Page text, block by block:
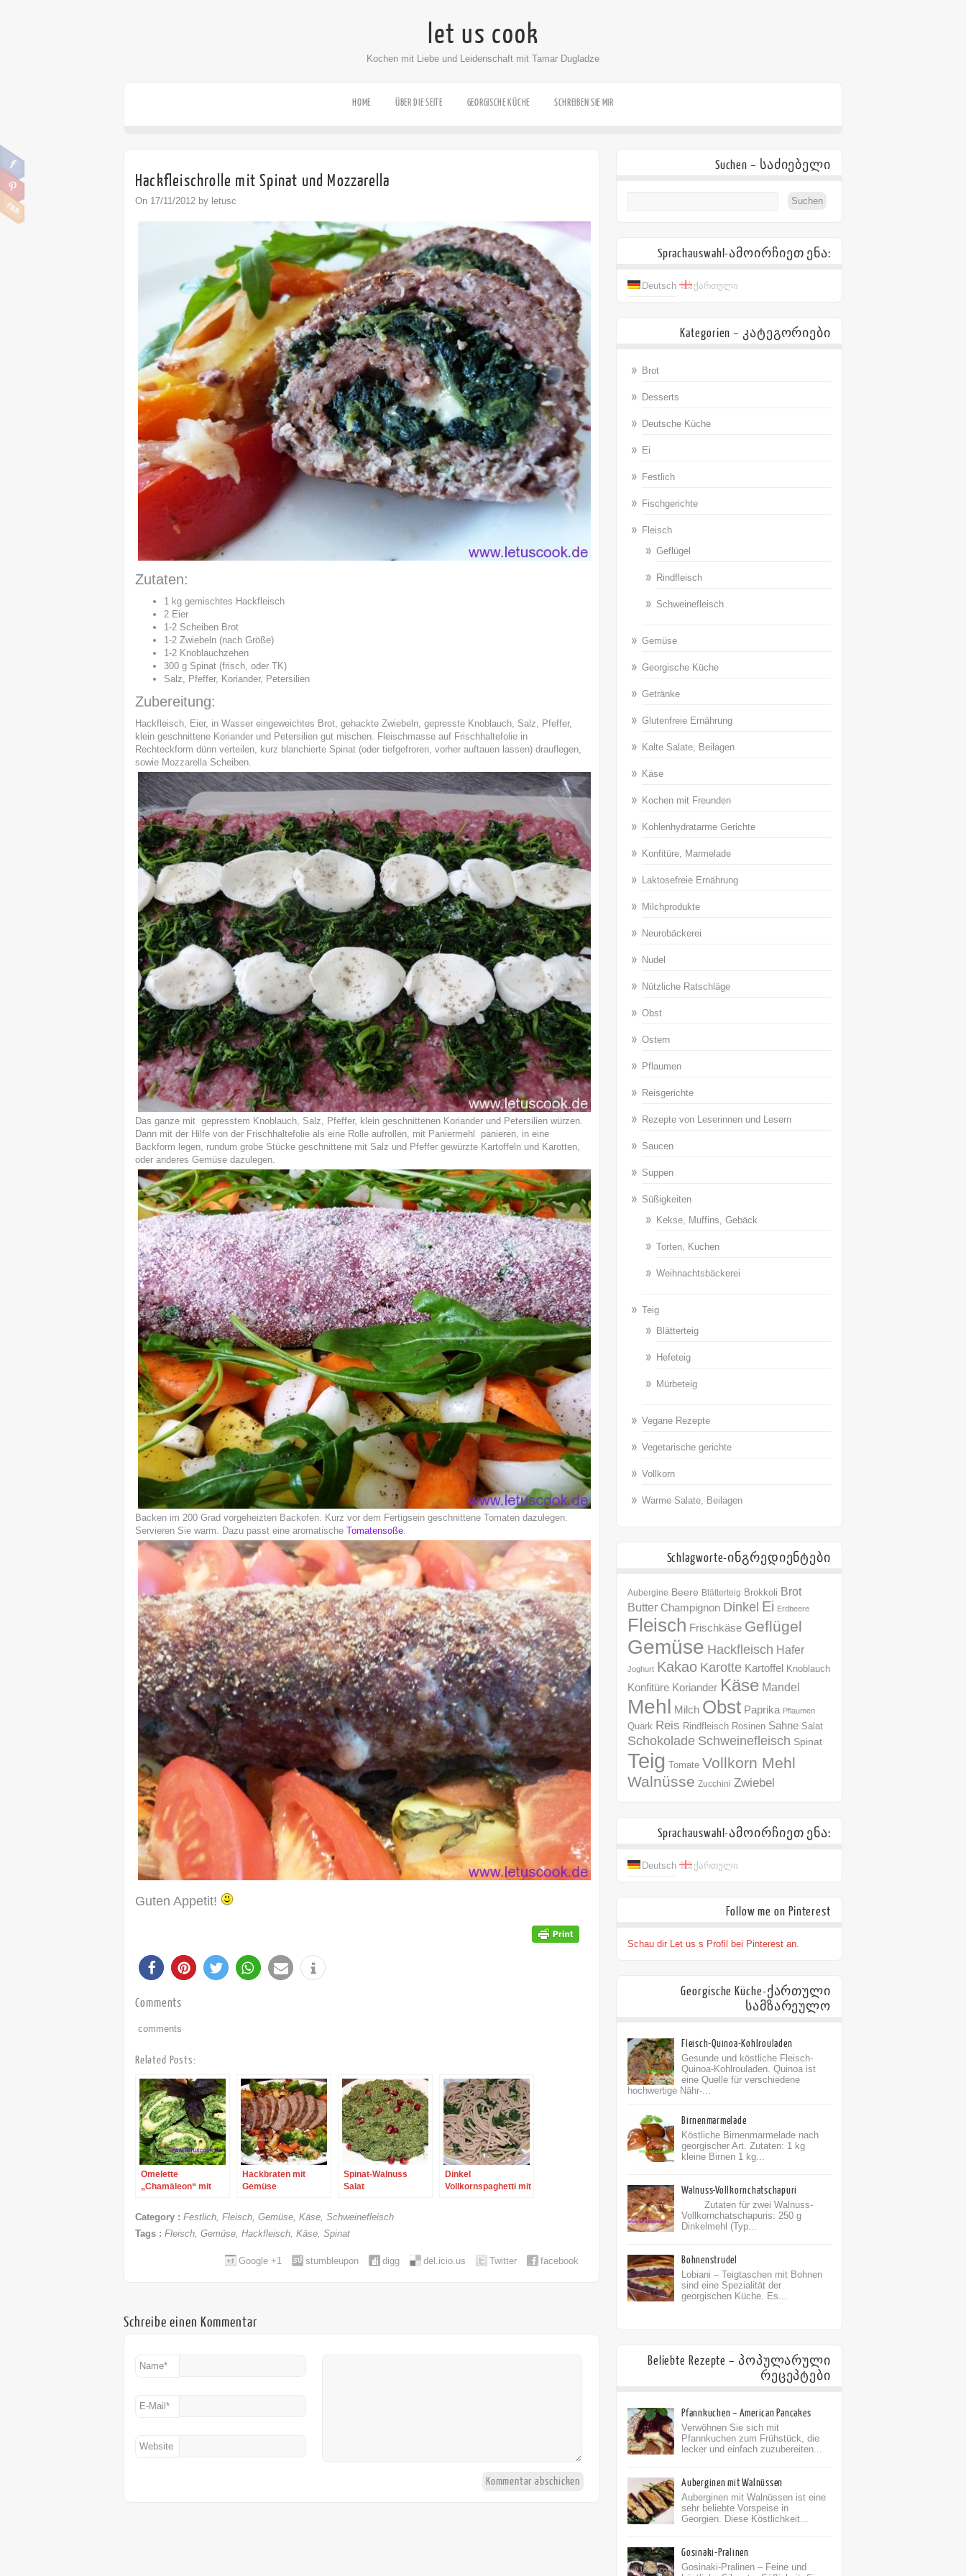
let us cook
Kochen mit Liebe und Leidenschaft mit Tamar Dugladze
HOME ÜBER DIE SEITE GEORGISCHE KÜCHE SCHREIBEN SIE MIR
Hackfleischrolle mit Spinat und Mozzarella
On 17/11/2012 by letusc
Zutaten:
1 kg gemischtes Hackfleisch
2 Eier
1-2 Scheiben Brot
1-2 Zwiebeln (nach Größe)
1-2 Knoblauchzehen
300 g Spinat (frisch, oder TK)
Salz, Pfeffer, Koriander, Petersilien
Zubereitung:
Hackfleisch, Eier, in Wasser eingeweichtes Brot, gehackte Zwiebeln, gepresste Knoblauch, Salz, Pfeffer,
klein geschnittene Koriander und Petersilien gut mischen. Fleischmasse auf Frischhaltefolie in
Rechteckform dünn verteilen, kurz blanchierte Spinat (oder tiefgefroren, vorher auftauen lassen) drauflegen,
sowie Mozzarella Scheiben.
Das ganze mit gepresstem Knoblauch, Salz, Pfeffer, klein geschnittenen Koriander und Petersilien würzen.
Dann mit der Hilfe von der Frischhaltefolie als eine Rolle aufrollen, mit Paniermehl panieren, in eine
Backform legen, rundum grobe Stücke geschnittene mit Salz und Pfeffer gewürzte Kartoffeln und Karotten,
oder anderes Gemüse dazulegen.
Backen im 200 Grad vorgeheizten Backofen. Kurz vor dem Fertigsein geschnittene Tomaten dazulegen.
Servieren Sie warm. Dazu passt eine aromatische Tomatensoße.
Guten Appetit!
Comments
comments
Related Posts:
Omelette
„Chamäleon“ mit
Hackbraten mit
Gemüse
Spinat-Walnuss
Salat
Dinkel
Vollkornspaghetti mit
Category : Festlich Fleisch Gemüse Käse Schweinefleisch
Tags : Fleisch Gemüse Hackfleisch Käse Spinat
facebook
Twitter
del.icio.us
digg
stumbleupon
Google +1
Schreibe einen Kommentar
Name*
E-Mail*
Website
Suchen – საძიებელი
Sprachauswahl-ამოირჩიეთ ენა:
Deutsch ქართული
Kategorien – კატეგორიები
Brot
Desserts
Deutsche Küche
Ei
Festlich
Fischgerichte
Fleisch
Geflügel
Rindfleisch
Schweinefleisch
Gemüse
Georgische Küche
Getränke
Glutenfreie Ernährung
Kalte Salate, Beilagen
Käse
Kochen mit Freunden
Kohlenhydratarme Gerichte
Konfitüre, Marmelade
Laktosefreie Ernährung
Milchprodukte
Neurobäckerei
Nudel
Nützliche Ratschläge
Obst
Ostern
Pflaumen
Reisgerichte
Rezepte von Leserinnen und Lesern
Saucen
Suppen
Süßigkeiten
Kekse, Muffins, Gebäck
Torten, Kuchen
Weihnachtsbäckerei
Teig
Blätterteig
Hefeteig
Mürbeteig
Vegane Rezepte
Vegetarische gerichte
Vollkorn
Warme Salate, Beilagen
Schlagworte-ინგრედიენტები
Aubergine Beere Blätterteig Brokkoli Brot
Butter Champignon Dinkel Ei Erdbeere
Fleisch Frischkäse Geflügel
Gemüse Hackfleisch Hafer
Joghurt Kakao Karotte Kartoffel Knoblauch
Konfitüre Koriander Käse Mandel
Mehl Milch Obst Paprika Pflaumen
Quark Reis Rindfleisch Rosinen Sahne Salat
Schokolade Schweinefleisch Spinat
Teig Tomate Vollkorn Mehl
Walnüsse Zucchini Zwiebel
Sprachauswahl-ამოირჩიეთ ენა:
Deutsch ქართული
Follow me on Pinterest
Schau dir Let us s Profil bei Pinterest an.
Georgische Küche-ქართული
სამზარეულო
Fleisch-Quinoa-Kohlrouladen
Gesunde und köstliche Fleisch-
Quinoa-Kohlrouladen. Quinoa ist
eine Quelle für verschiedene
hochwertige Nähr-...
Birnenmarmelade
Köstliche Birnenmarmelade nach
georgischer Art. Zutaten: 1 kg
kleine Birnen 1 kg...
Walnuss-Vollkornchatschapuri
Zutaten für zwei Walnuss-
Vollkornchatschapuris: 250 g
Dinkelmehl (Typ...
Bohnenstrudel
Lobiani – Teigtaschen mit Bohnen
sind eine Spezialität der
georgischen Küche. Es...
Beliebte Rezepte – პოპულარული
რეცეპტები
Pfannkuchen – American Pancakes
Verwöhnen Sie sich mit
Pfannkuchen zum Frühstück, die
lecker und einfach zuzubereiten...
Auberginen mit Walnüssen
Auberginen mit Walnüssen ist eine
sehr beliebte Vorspeise in
Georgien. Diese Köstlichkeit...
Gosinaki-Pralinen
Gosinaki-Pralinen – Feine und